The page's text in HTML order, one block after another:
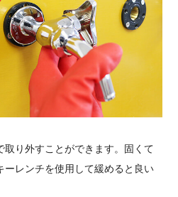
り外すことができます。固くて
ーレンチを使用して緩めると良い